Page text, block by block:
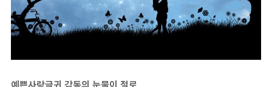
예쁜사랑글귀 감동의 눈물이 절로